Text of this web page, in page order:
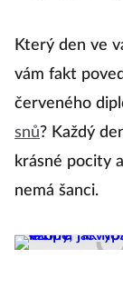
Který den ve
vám fakt
červeného
snů? Každý
krásné pocity
nemá šanci.